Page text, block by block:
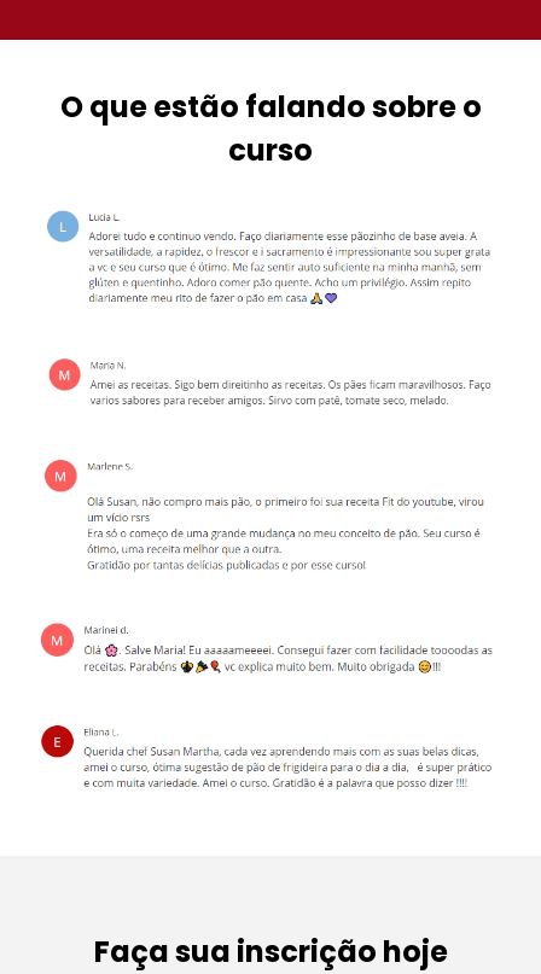
O que estão falando sobre o
curso
Faça sua inscrição hoje